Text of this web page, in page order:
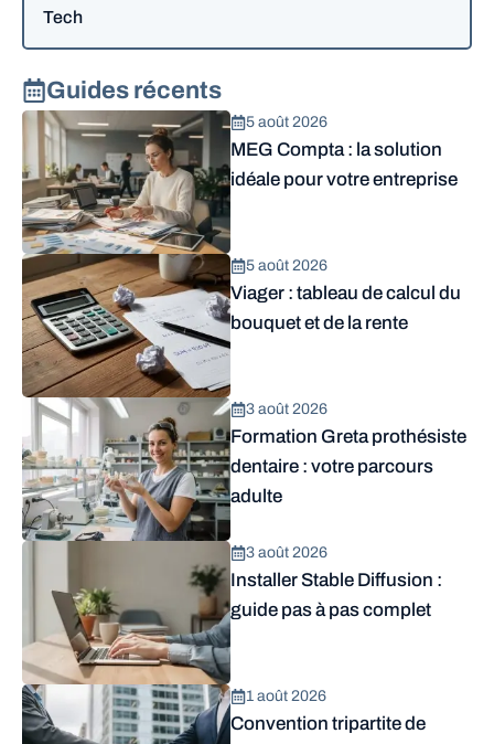
Tech
Guides récents
5 août 2026
MEG Compta : la solution
idéale pour votre entreprise
5 août 2026
Viager : tableau de calcul du
bouquet et de la rente
3 août 2026
Formation Greta prothésiste
dentaire : votre parcours
adulte
3 août 2026
Installer Stable Diffusion :
guide pas à pas complet
1 août 2026
Convention tripartite de